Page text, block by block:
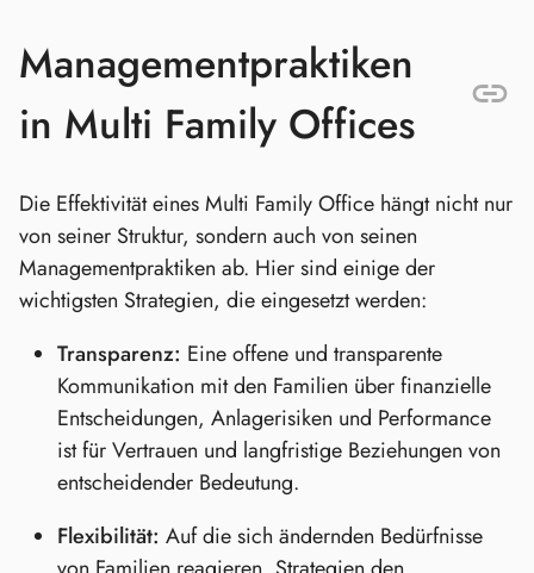
Managementpraktiken
in Multi Family Offices
Die Effektivität eines Multi Family Office hängt nicht nur
von seiner Struktur, sondern auch von seinen
Managementpraktiken ab. Hier sind einige der
wichtigsten Strategien, die eingesetzt werden:
Transparenz: Eine offene und transparente
Kommunikation mit den Familien über finanzielle
Entscheidungen, Anlagerisiken und Performance
ist für Vertrauen und langfristige Beziehungen von
entscheidender Bedeutung.
Flexibilität: Auf die sich ändernden Bedürfnisse